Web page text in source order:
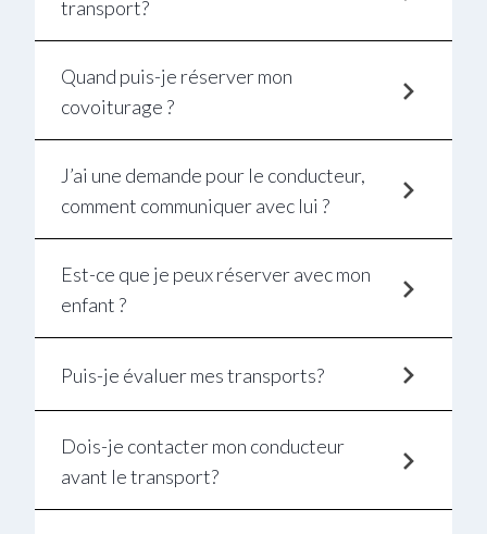
transport?
Quand puis-je réserver mon
covoiturage ?
J’ai une demande pour le conducteur,
comment communiquer avec lui ?
Est-ce que je peux réserver avec mon
enfant ?
Puis-je évaluer mes transports?
Dois-je contacter mon conducteur
avant le transport?